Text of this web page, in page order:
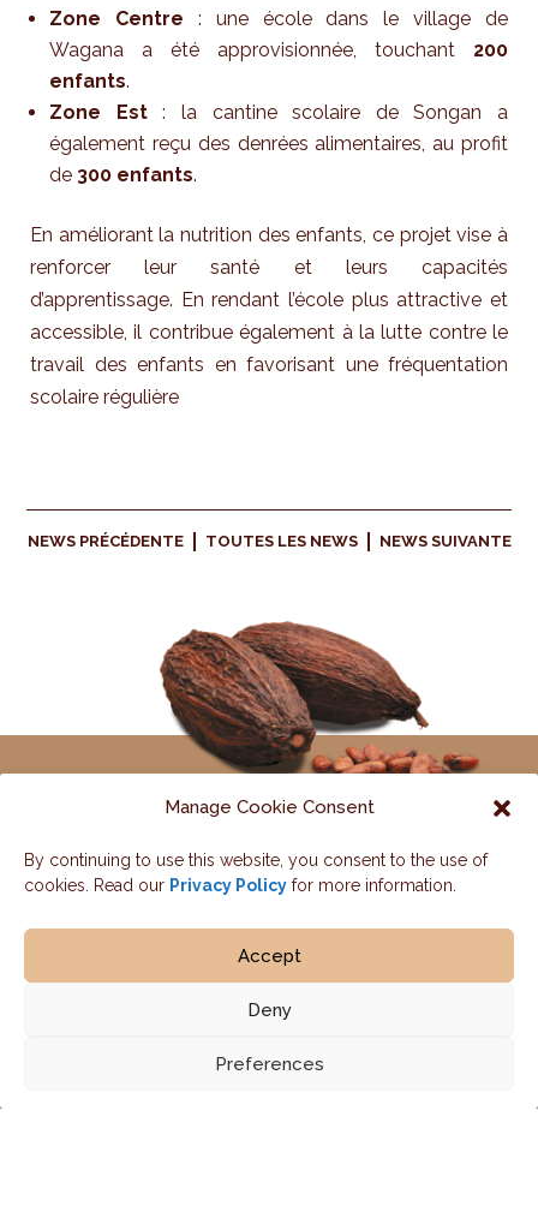
Manage Cookie Consent
By continuing to use this website, you consent to the use of
cookies. Read our Privacy Policy for more information.
Accept
Deny
Preferences
Zone Centre : une école dans le village de
Wagana a été approvisionnée, touchant 200
enfants.
Zone Est: la cantine scolaire de Songan a
également reçu des denrées alimentaires, au profit
de 300 enfants.
En améliorant la nutrition des enfants, ce projet vise à
renforcer leur santé et leurs capacités
d’apprentissage. En rendant l’école plus attractive et
accessible, il contribue également à la lutte contre le
travail des enfants en favorisant une fréquentation
scolaire régulière
NEWS PRÉCÉDENTE TOUTES LES NEWS NEWS SUIVANTE
Nous contacter
NOTRE PROGRAMME
PARTENAIRES
ACTUALITÉS CONTACT
© 2026 Cémoi | Création :Monade.pro